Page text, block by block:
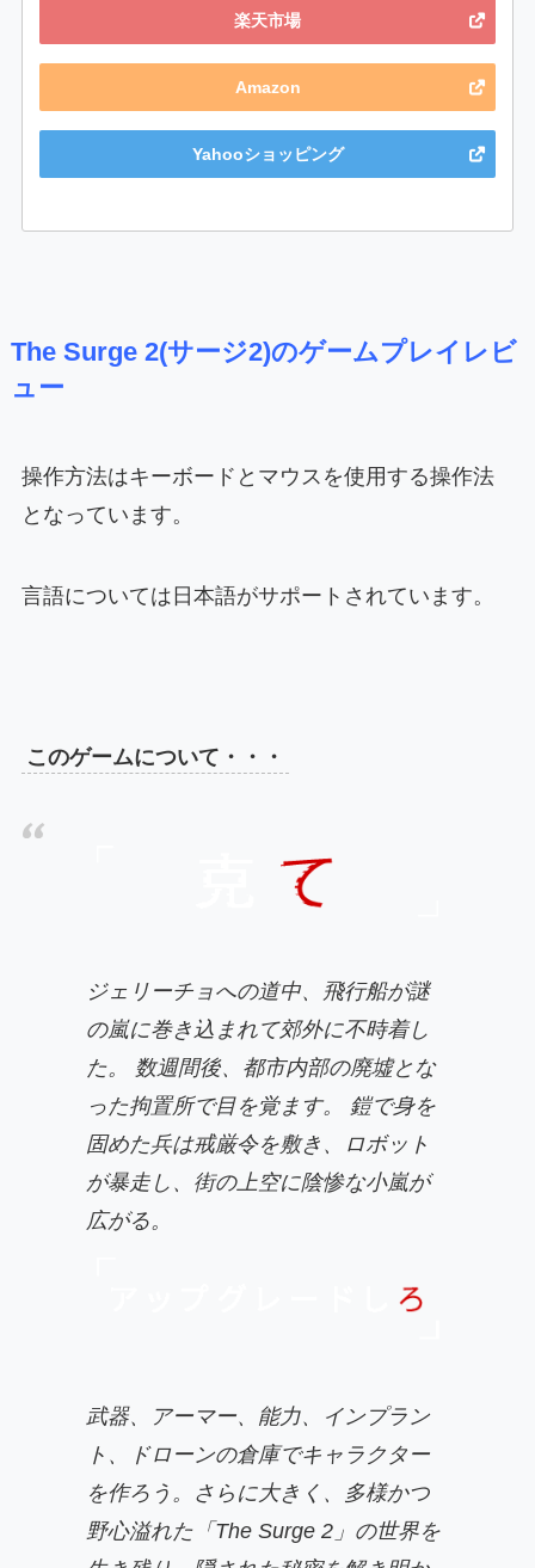
楽天市場
Amazon
Yahooショッピング
The Surge 2(サージ2)のゲームプレイレビ
ュー
操作方法はキーボードとマウスを使用する操作法
となっています。
言語については日本語がサポートされています。
このゲームについて・・・
ジェリーチョへの道中、飛行船が謎
の嵐に巻き込まれて郊外に不時着し
た。 数週間後、都市内部の廃墟とな
った拘置所で目を覚ます。 鎧で身を
固めた兵は戒厳令を敷き、ロボット
が暴走し、街の上空に陰惨な小嵐が
広がる。
武器、アーマー、能力、インプラン
ト、ドローンの倉庫でキャラクター
を作ろう。さらに大きく、多様かつ
野心溢れた「The Surge 2」の世界を